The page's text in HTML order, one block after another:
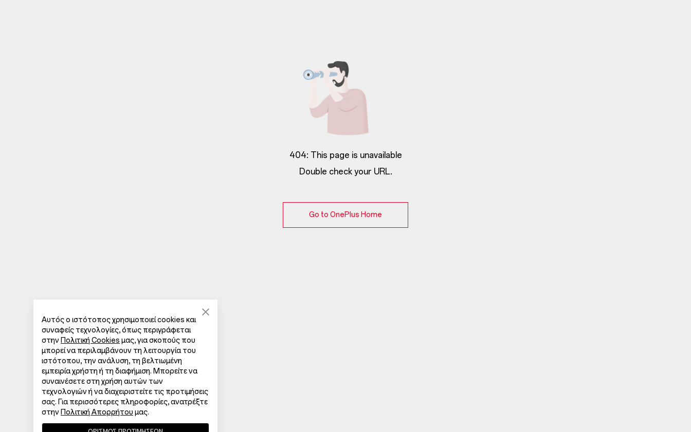
404: This page is unavailable
Double check your URL.
Go to OnePlus Home
Αυτός ο ιστότοπος χρησιμοποιεί cookies και
συναφείς τεχνολογίες, όπως περιγράφεται
στην Πολιτική Cookies μας, για σκοπούς που
μπορεί να περιλαμβάνουν τη λειτουργία του
ιστότοπου, την ανάλυση, τη βελτιωμένη
εμπειρία χρήστη ή τη διαφήμιση. Μπορείτε να
συναινέσετε στη χρήση αυτών των
τεχνολογιών ή να διαχειριστείτε τις προτιμήσεις
σας. Για περισσότερες πληροφορίες, ανατρέξτε
στην Πολιτική Απορρήτου μας.